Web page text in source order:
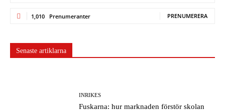
1,010 Prenumeranter PRENUMERERA
Senaste artiklarna
INRIKES
Fuskarna: hur marknaden förstör skolan